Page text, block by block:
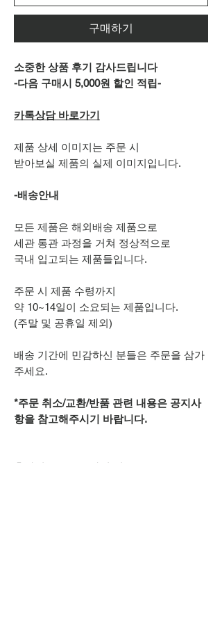
구매하기
소중한 상품 후기 감사드립니다
-다음 구매시 5,000원 할인 적립-
카톡상담 바로가기
제품 상세 이미지는 주문 시
받아보실 제품의 실제 이미지입니다.
-배송안내
모든 제품은 해외배송 제품으로
세관 통관 과정을 거쳐 정상적으로
국내 입고되는 제품들입니다.
주문 시 제품 수령까지
약 10~14일이 소요되는 제품입니다.
(주말 및 공휴일 제외)
배송 기간에 민감하신 분들은 주문을 삼가
주세요.
*주문 취소/교환/반품 관련 내용은 공지사
항을 참고해주시기 바랍니다.
추가적으로 궁금하신 점은